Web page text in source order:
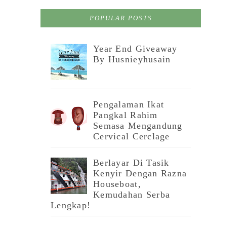
POPULAR POSTS
Year End Giveaway
By Husnieyhusain
Pengalaman Ikat
Pangkal Rahim
Semasa Mengandung
Cervical Cerclage
Berlayar Di Tasik
Kenyir Dengan Razna
Houseboat,
Kemudahan Serba
Lengkap!